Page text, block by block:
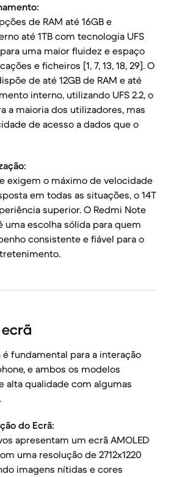
de RAM até 16GB e
até 1TB com tecnologia UFS
uma maior fluidez e espaço
e ficheiros [1, 7, 13, 18, 29]. O
de até 12GB de RAM e até
interno, utilizando UFS 2.2, o
a maioria dos utilizadores, mas
de acesso a dados que o
exigem o máximo de velocidade
em todas as situações, o 14T
superior. O Redmi Note
uma escolha sólida para quem
consistente e fiável para o
fundamental para a interação
e ambos os modelos
alta qualidade com algumas
do Ecrã:
apresentam um ecrã AMOLED
uma resolução de 2712x1220
imagens nítidas e cores